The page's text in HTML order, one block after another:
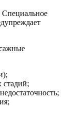
Специальное
стадий;